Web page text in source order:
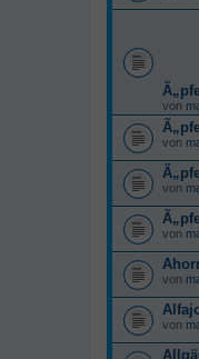
von
von
von
von
von
von